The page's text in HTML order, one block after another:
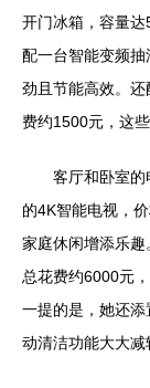
开门冰箱，容量
配一台智能变频
劲且节能高效。
费约1500元，这
客厅和卧室
的4K智能电视，
家庭休闲增添乐趣
总花费约6000元
一提的是，她还
动清洁功能大大减